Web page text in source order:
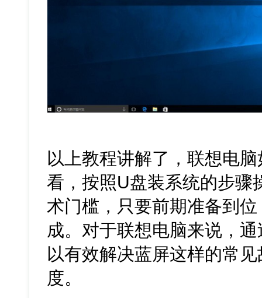
以上教程讲解了，联想电
看，按照U盘装系统的步骤
术门槛，只要前期准备到
成。对于联想电脑来说，
以有效解决蓝屏这样的常
度。